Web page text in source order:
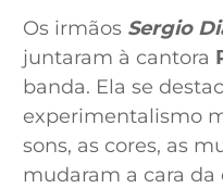
Os irmãos Sergio
juntaram à cantora
banda. Ela se
experimentalismo
sons, as cores, as
mudaram a cara da